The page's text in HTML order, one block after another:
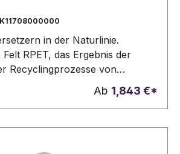
in der Naturlinie.
RPET, das Ergebnis der
Recyclingprozesse von
mit der tausendjährigen
was zu einem Öko-
das nicht nur recycelten
auch recycelbar ist.
Ab 1,843 €*